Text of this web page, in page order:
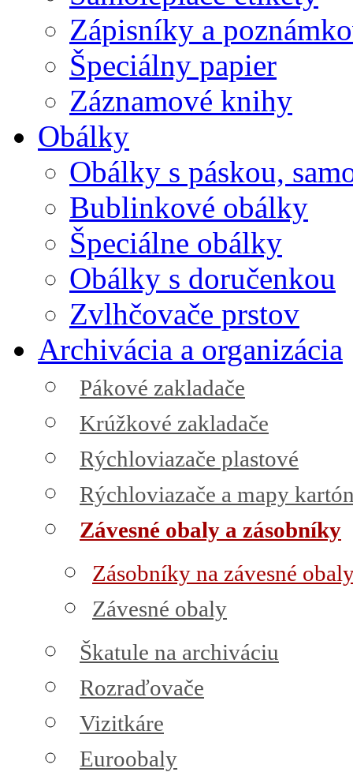
Zápisníky a
Špeciálny papier
Záznamové knihy
Obálky
Obálky s páskou,
Bublinkové obálky
Špeciálne obálky
Obálky s doručenkou
Zvlhčovače prstov
Archivácia a organizácia
Pákové zakladače
Krúžkové zakladače
Rýchloviazače plastové
Rýchloviazače a mapy
Závesné obaly a zásobníky
Zásobníky na závesné
Závesné obaly
Škatule na archiváciu
Rozraďovače
Vizitkáre
Euroobaly